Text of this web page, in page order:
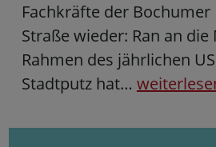
Fachkräfte der Bochumer
Straße wieder: Ran an
Rahmen des jährlichen
Stadtputz hat…